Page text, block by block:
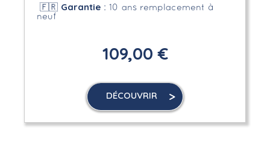
🇫🇷 Garantie: 10 ans remplacement à
neuf
109,00 €
DÉCOUVRIR